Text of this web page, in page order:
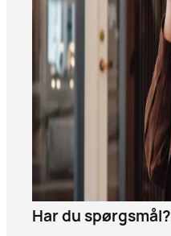
Har du spørgsmål?